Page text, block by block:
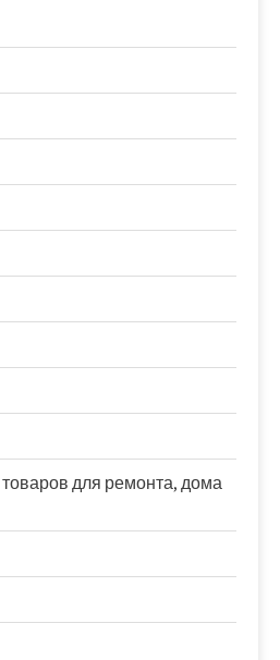
товаров для ремонта, дома